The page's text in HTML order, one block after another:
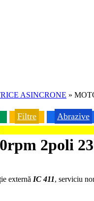
ASINCRONE »
Filtre Abrazive
2poli
externă IC 411, serviciu